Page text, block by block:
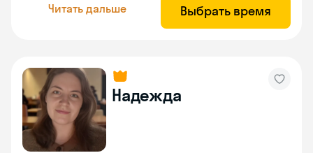
Читать дальше Выбрать время
Надежда